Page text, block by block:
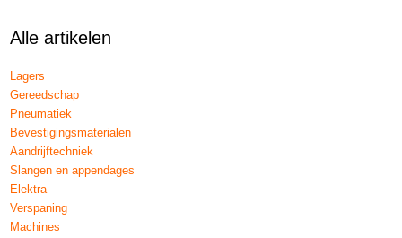
Alle artikelen
Lagers
Gereedschap
Pneumatiek
Bevestigingsmaterialen
Aandrijftechniek
Slangen en appendages
Elektra
Verspaning
Machines